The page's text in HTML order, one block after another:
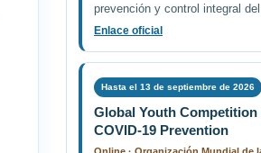
prevención y control integral del
Enlace oficial
Hasta el 13 de septiembre de 2026
Global Youth
COVID-19 Prevention
Online · Organización Mundial de